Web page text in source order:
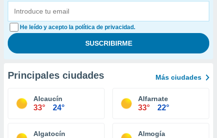
He leído y acepto la política de privacidad.
Principales ciudades Más ciudades
Alcaucín
33° 24°
Alfarnate
33° 22°
Algatocín Almogía